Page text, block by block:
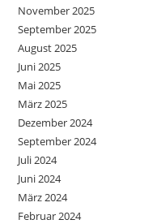
November 2025
September 2025
August 2025
Juni 2025
Mai 2025
März 2025
Dezember 2024
September 2024
Juli 2024
Juni 2024
März 2024
Februar 2024